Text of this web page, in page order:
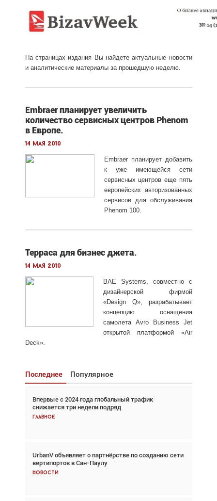
На страницах издания Вы найдете актуальные новости
и аналитические материалы за прошедшую неделю.
Embraer планирует увеличить
количество сервисных центров Phenom
в Европе.
14 мая 2010
Embraer планирует добавить
к уже имеющейся сети
сервисных центров еще пять
европейских авторизованных
сервисов для обслуживания
Phenom 100.
Терраса для бизнес джета.
14 мая 2010
BAE Systems, совместно с
дизайнерской фирмой
«Design Q», разрабатывает
концепцию оснащения
самолета Avro Business Jet
открытой платформой «Air
Deck».
Последнее Популярное
Впервые с 2024 года глобальный трафик
снижается три недели подряд
Главное
UrbanV объявляет о партнёрстве по созданию сети
вертипортов в Сан-Паулу
Новости
Взгляд с высоты: тандем вертолётов и БПЛА в
спасательных операциях
Главное
Авиационный фотограф Дэйв Кох: «Фотография
говорит сама за себя... а ИИ всё портит»
Новости